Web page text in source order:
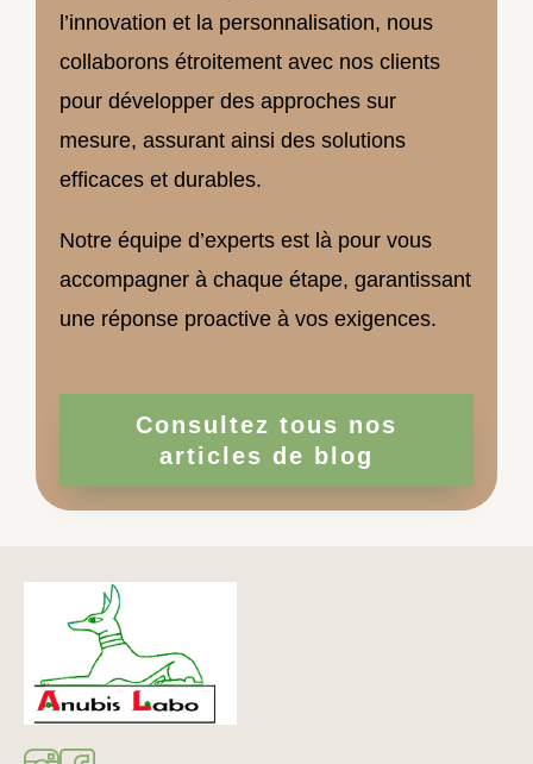
l’innovation et la personnalisation, nous
collaborons étroitement avec nos clients
pour développer des approches sur
mesure, assurant ainsi des solutions
efficaces et durables.
Notre équipe d’experts est là pour vous
accompagner à chaque étape, garantissant
une réponse proactive à vos exigences.
Consultez tous nos
articles de blog